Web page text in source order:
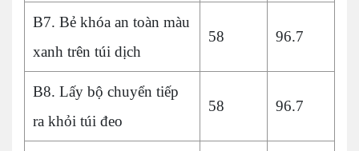
B7. Bẻ khóa an toàn màu
xanh trên túi dịch
58 96.7
B8. Lấy bộ chuyển tiếp
ra khỏi túi đeo
58 96.7